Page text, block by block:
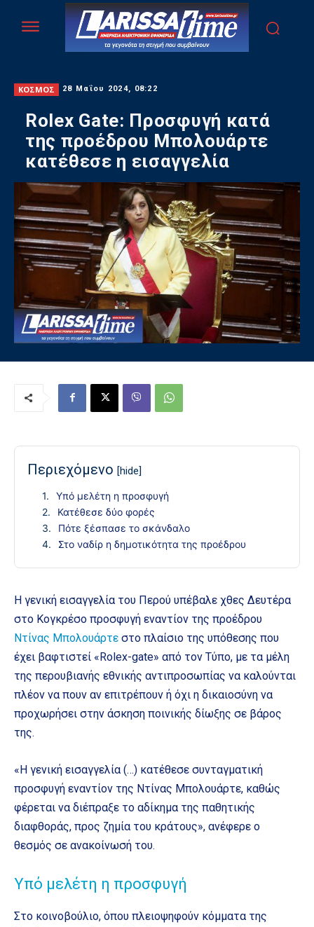
ΚΟΣΜΟΣ 28 Μαΐου 2024, 08:22
Rolex Gate: Προσφυγή κατά
της προέδρου Μπολουάρτε
κατέθεσε η εισαγγελία
Περιεχόμενο [hide]
Υπό μελέτη η προσφυγή
Κατέθεσε δύο φορές
Πότε ξέσπασε το σκάνδαλο
Στο ναδίρ η δημοτικότητα της προέδρου
Η γενική εισαγγελία του Περού υπέβαλε χθες Δευτέρα
στο Κογκρέσο προσφυγή εναντίον της προέδρου
Ντίνας Μπολουάρτε στο πλαίσιο της υπόθεσης που
έχει βαφτιστεί «Rolex-gate» από τον Τύπο, με τα μέλη
της περουβιανής εθνικής αντιπροσωπίας να καλούνται
πλέον να πουν αν επιτρέπουν ή όχι η δικαιοσύνη να
προχωρήσει στην άσκηση ποινικής δίωξης σε βάρος
της.
«Η γενική εισαγγελία (…) κατέθεσε συνταγματική
προσφυγή εναντίον της Ντίνας Μπολουάρτε, καθώς
φέρεται να διέπραξε το αδίκημα της παθητικής
διαφθοράς, προς ζημία του κράτους», ανέφερε ο
θεσμός σε ανακοίνωσή του.
Υπό μελέτη η προσφυγή
Στο κοινοβούλιο, όπου πλειοψηφούν κόμματα της